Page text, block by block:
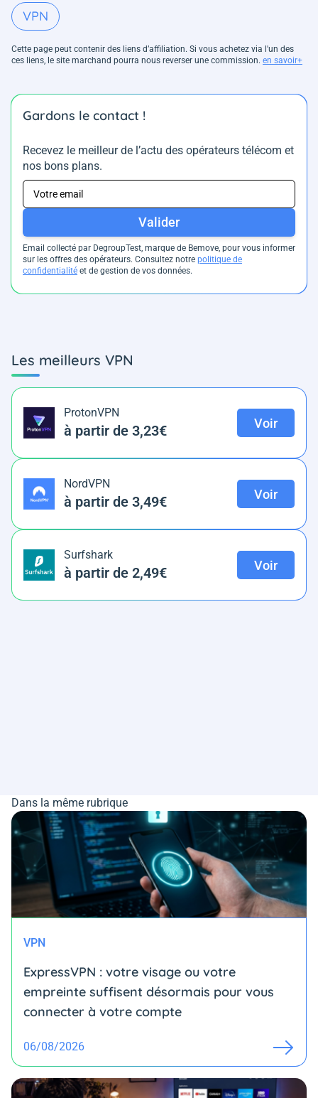
VPN
Cette page peut contenir des liens d’affiliation. Si vous achetez via l'un des
ces liens, le site marchand pourra nous reverser une commission. en savoir+
Gardons le contact !
Recevez le meilleur de l’actu des opérateurs télécom et
nos bons plans.
Valider
Email collecté par DegroupTest, marque de Bemove, pour vous informer
sur les offres des opérateurs. Consultez notre politique de
confidentialité et de gestion de vos données.
Les meilleurs VPN
ProtonVPN
à partir de 3,23€ Voir
NordVPN
à partir de 3,49€ Voir
Surfshark
à partir de 2,49€ Voir
Dans la même rubrique
VPN
ExpressVPN : votre visage ou votre
empreinte suffisent désormais pour vous
connecter à votre compte
06/08/2026